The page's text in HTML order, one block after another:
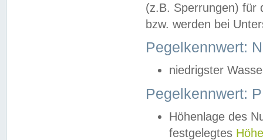
(z.B. Sperrungen) für
bzw. werden bei
Pegelkennwert:
niedrigster
Pegelkennwert:
Höhenlage des
festgelegtes